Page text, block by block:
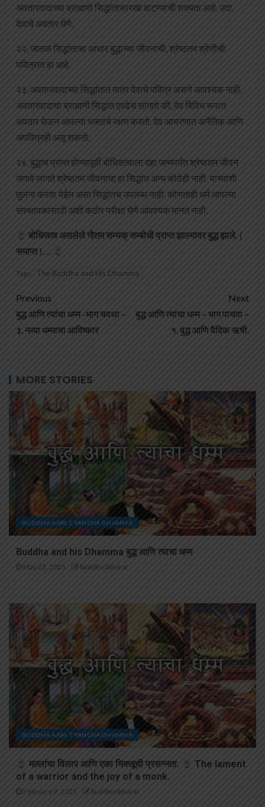
अवतारवादाच्या ब्राह्मणो सिद्धांतासारखा वाटण्याची शक्यता आहे. उदा.
देवाचे अवतार घेणे.
२२. जातक सिद्धांताचा आधार बुद्धाच्या जीवनाची, श्रेष्ठतम श्रेणीची
पवित्रता हा आहे.
२३. अवतारवादाच्या सिद्धांतात मात्र देवाचे पवित्र असणे आवश्यक नाही.
अवतारवादाचा ब्राह्मणी सिद्धांत एवढेच सांगतो की, देव विविध रूपात
अवतार घेऊन आपल्या भक्तांचे रक्षण करतो. देव आचरणात अनैतिक आणि
अपवित्रही असू शकतो.
२४. बुद्धत्व प्राप्त होण्यापूर्वी बोधिसत्वाला दहा जन्मपर्यंत श्रेष्ठतम जीवन
जगावे लागते श्रेष्ठतम जीवनाचा हा सिद्धांत अन्य कोठेही नाही. याच्याशी
तुलना करता येईल असा सिद्धांतच उपलब्ध नाही. कोणताही धर्म आपल्या
संस्थापकासाठी अशी कठोर परीक्षा घेणे आवश्यक मानत नाही.
बोधिसत्व असलेले गौतम सम्यक् सम्बोधी प्राप्त झाल्यावर बुद्ध झाले. (
समाप्त)….
Tags: The Buddha and His Dhamma
Previous
बुद्ध आणि त्यांचा धम्म -भाग चवथा –
३. नव्या धम्माचा आविष्कार
Next
बुद्ध आणि त्यांचा धम्म – भाग पाचवा –
१. बुद्ध आणि वैदिक ऋषी.
MORE STORIES
BUDDHA AANI TYANCHA DHAMMA
Buddha and his Dhamma बुद्ध आणि त्याचा धम्म
May 25, 2025 buddhistbharat
BUDDHA AANI TYANCHA DHAMMA
मल्लांचा विलाप आणि एका भिक्खूची प्रसन्नता.
The lament
of a warrior and the joy of a monk.
February 9, 2025 buddhistbharat